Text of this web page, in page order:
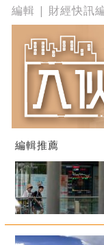
編輯 | 財經快訊
編輯推薦